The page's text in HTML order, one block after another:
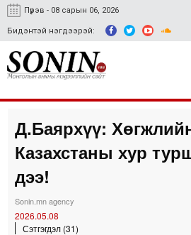
Пүрэв - 08 сарын 06, 2026
Бидэнтэй нэгдээрэй:
Улс төр, эдийн
Гэмт хэрэг
Д.Баярхүү:
Казахстаны хур
дээ!
Sonin.mn agency
2026.05.08
Сэтгэгдэл (31)